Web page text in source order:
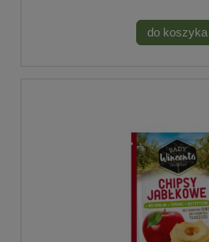
do koszyka